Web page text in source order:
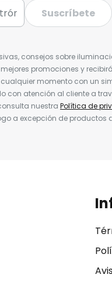
Suscríbete
consejos sobre
promociones y
momento con un
con atención al cliente a
nuestra Política de
a excepción de productos